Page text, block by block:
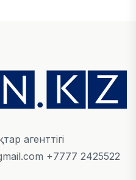
инвестициялық және
трлн теңгеге жетті
агенттігі
+7777 2425522